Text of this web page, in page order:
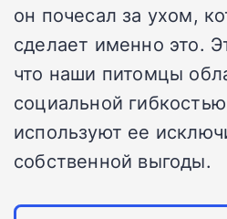
он почесал за ухом,
сделает именно это.
что наши питомцы
социальной
используют ее
собственной выгоды.